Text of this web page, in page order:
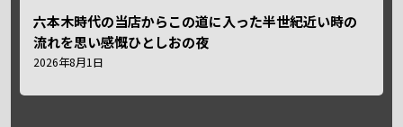
六本木時代の当店からこの道に入った半世紀近い時の
流れを思い感慨ひとしおの夜
2026年8月1日